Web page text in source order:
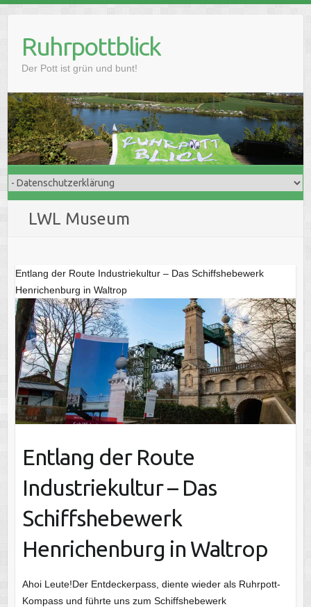
contentRuhrpottblick
Der Pott ist grün und bunt!
LWL Museum
Entlang der Route Industriekultur – Das Schiffshebewerk
Henrichenburg in Waltrop
Entlang der Route
Industriekultur – Das
Schiffshebewerk
Henrichenburg in Waltrop
Ahoi Leute!Der Entdeckerpass, diente wieder als Ruhrpott-
Kompass und führte uns zum Schiffshebewerk